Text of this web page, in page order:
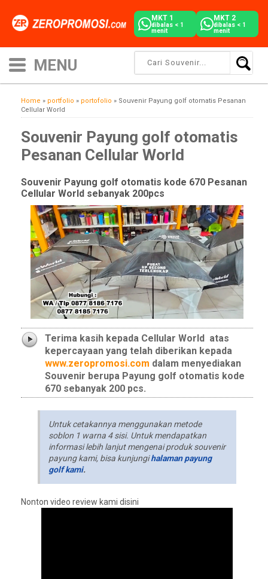
MKT 1
dibalas < 1
menit
MKT 2
dibalas < 1
menit
Home » portfolio » portofolio » Souvenir Payung golf otomatis Pesanan
Cellular World
Souvenir Payung golf otomatis
Pesanan Cellular World
Souvenir Payung golf otomatis kode 670 Pesanan
Cellular World sebanyak 200pcs
Terima kasih kepada Cellular World atas
kepercayaan yang telah diberikan kepada
www.zeropromosi.com dalam menyediakan
Souvenir berupa Payung golf otomatis kode
670 sebanyak 200 pcs.
Untuk cetakannya menggunakan metode
soblon 1 warna 4 sisi. Untuk mendapatkan
informasi lebih lanjut mengenai produk souvenir
payung kami, bisa kunjungi halaman payung
golf kami.
Nonton video review kami disini